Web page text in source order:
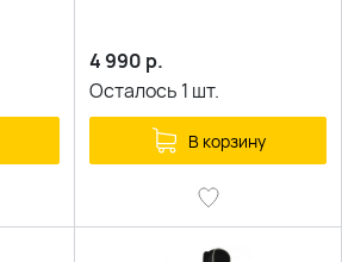
4 990 р.
Осталось 1 шт.
В корзину